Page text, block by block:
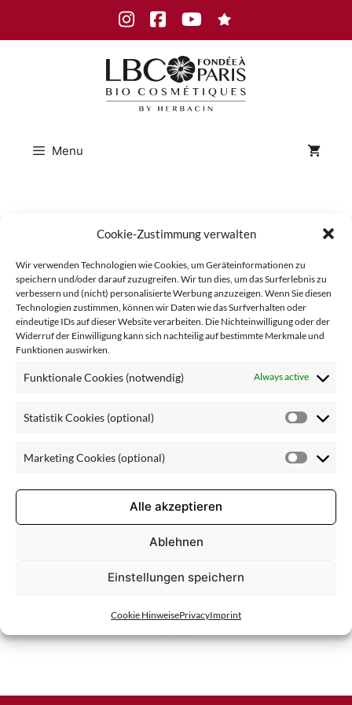
Cookie-Zustimmung verwalten
Wir verwenden Technologien wie Cookies, um Geräteinformationen zu
speichern und/oder darauf zuzugreifen. Wir tun dies, um das Surferlebnis zu
verbessern und (nicht) personalisierte Werbung anzuzeigen. Wenn Sie diesen
Technologien zustimmen, können wir Daten wie das Surfverhalten oder
eindeutige IDs auf dieser Website verarbeiten. Die Nichteinwilligung oder der
Widerruf der Einwilligung kann sich nachteilig auf bestimmte Merkmale und
Funktionen auswirken.
Funktionale Cookies (notwendig) Always active
Statistik Cookies (optional)
Marketing Cookies (optional)
Alle akzeptieren
Ablehnen
Einstellungen speichern
Cookie HinweisePrivacyImprint
InstagramFacebookYoutube
Menu
01_LBC_
PQR9_Bi
ld für
homepage